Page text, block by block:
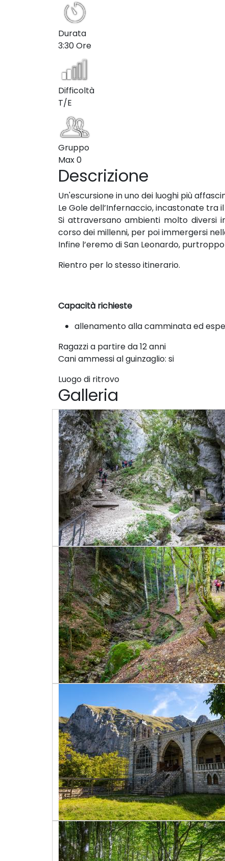
Durata
3:30 Ore
Difficoltà
T/E
Gruppo
Max0
Descrizione
Un'escursione in uno dei luoghi più
Le Gole dell’Infernaccio, incastonate tra
Si attraversano ambienti molto diversi
corso dei millenni, per poi immergersi
Infine l’eremo di San Leonardo,
Rientro per lo stesso itinerario.
Capacità richieste
allenamento alla camminata ed
Ragazzi a partire da 12 anni
Cani ammessi al guinzaglio: si
Luogo di ritrovo
Galleria